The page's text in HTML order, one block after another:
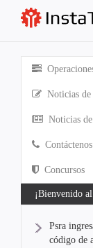
Noticias
Noticias
Contáctenos
Concursos
¡Bienvenido
Psra
código de